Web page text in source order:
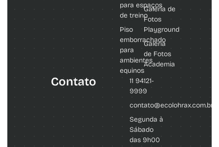
para espaços
de treino
Piso
emborrachado
para
ambientes
equinos
Galeria de
Fotos
Playground
Galeria
de Fotos
Academia
Contato
11 94121-
9999
contato@ecolohrax.com.br
Segunda à
Sábado
das 9h00